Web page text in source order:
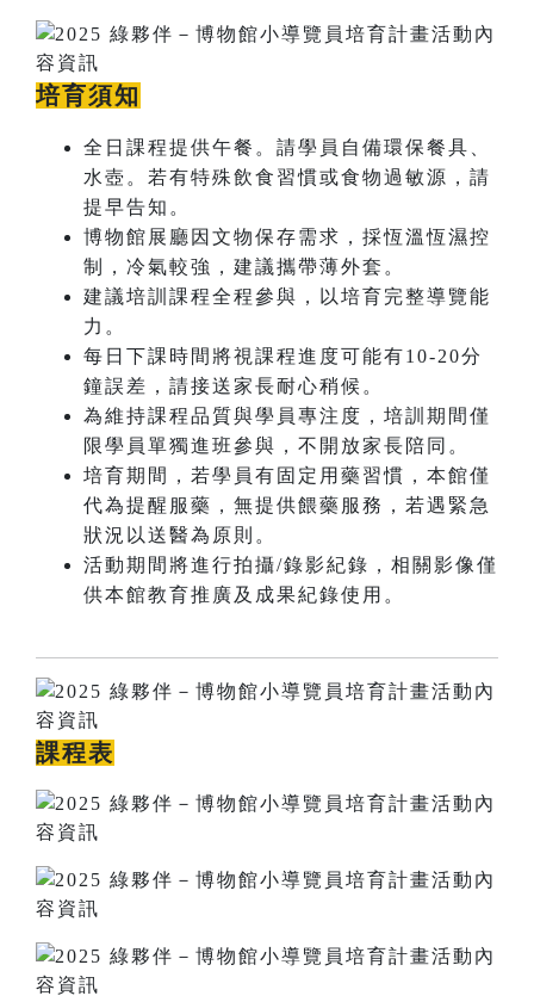
培育須知
全日課程提供午餐。請學員自備環保餐具、
水壺。若有特殊飲食習慣或食物過敏源，請
提早告知。
博物館展廳因文物保存需求，採恆溫恆濕控
制，冷氣較強，建議攜帶薄外套。
建議培訓課程全程參與，以培育完整導覽能
力。
每日下課時間將視課程進度可能有10-20分
鐘誤差，請接送家長耐心稍候。
為維持課程品質與學員專注度，培訓期間僅
限學員單獨進班參與，不開放家長陪同。
培育期間，若學員有固定用藥習慣，本館僅
代為提醒服藥，無提供餵藥服務，若遇緊急
狀況以送醫為原則。
活動期間將進行拍攝/錄影紀錄，相關影像僅
供本館教育推廣及成果紀錄使用。
課程表